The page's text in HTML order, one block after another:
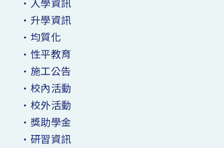
•升學資訊
•均質化
•性平教育
•施工公告
•校內活動
•校外活動
•獎助學金
•研習資訊